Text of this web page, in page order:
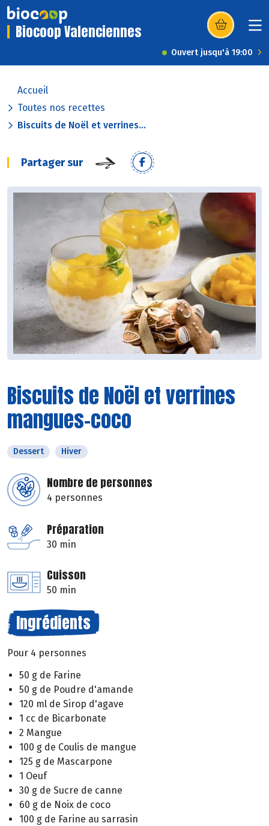
Biocoop Valenciennes (s’ouvre dans
Ouvert jusqu'à 19:00
Accueil
Toutes nos recettes
Biscuits de Noël et verrines...
Partager sur
Biscuits de Noël et verrines
mangues-coco
Dessert Hiver
Nombre de personnes
4 personnes
Préparation
30 min
Cuisson
50 min
Ingrédients
Pour 4 personnes
50 g de Farine
50 g de Poudre d'amande
120 ml de Sirop d'agave
1 cc de Bicarbonate
2 Mangue
100 g de Coulis de mangue
125 g de Mascarpone
1 Oeuf
30 g de Sucre de canne
60 g de Noix de coco
100 g de Farine au sarrasin